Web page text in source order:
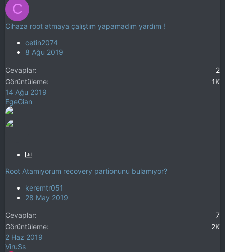
C
Cihaza root atmaya çalıştım yapamadım yardım !
cetin2074
8 Ağu 2019
Cevaplar
2
Görüntüleme
1K
14 Ağu 2019
EgeGian
k
t
Root Atamıyorum recovery partionunu bulamıyor?
keremtr051
28 May 2019
Cevaplar
7
Görüntüleme
2K
2 Haz 2019
ViruSs